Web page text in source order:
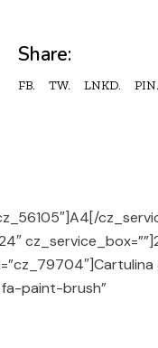
Share:
FB. TW. LNKD. PIN.
cz_service_box=””]
fa-paint-brush”